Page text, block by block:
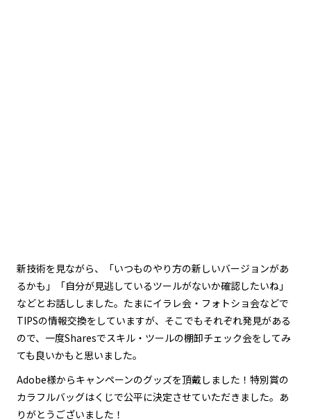
新技術を見ながら、「いつものやり方の新しいバージョンがあ
るかも」「自分が見逃しているツールがないか確認したいね」
などとお話ししました。たまにイラレ会・フォトショ会などで
TIPSの情報交換をしていますが、そこでもそれぞれ発見がある
ので、一度Sharesでスキル・ツールの棚卸チェック会をしてみ
ても良いかもと思いました。
Adobe様からキャンペーンのグッズを頂戴しました！特別賞の
カラフルバッグはくじで公平に決定させていただきました。あ
りがとうございました！